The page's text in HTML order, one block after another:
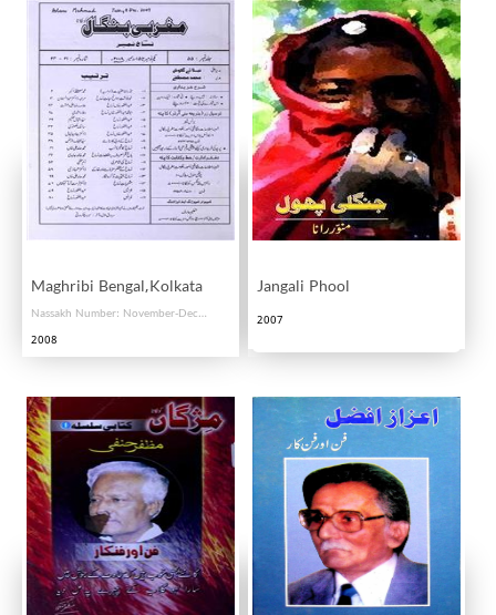
Maghribi Bengal,Kolkata
Nassakh Number: November-December: Shumara Number-021-024
2008
Jangali Phool
2007